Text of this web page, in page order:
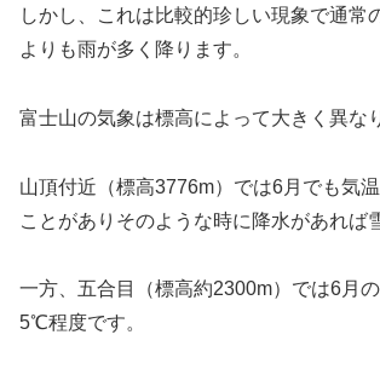
しかし、これは比較的珍しい現象で通常
よりも雨が多く降ります。
富士山の気象は標高によって大きく異な
山頂付近（標高3776m）では6月でも気
ことがありそのような時に降水があれば
一方、五合目（標高約2300m）では6月
5℃程度です。